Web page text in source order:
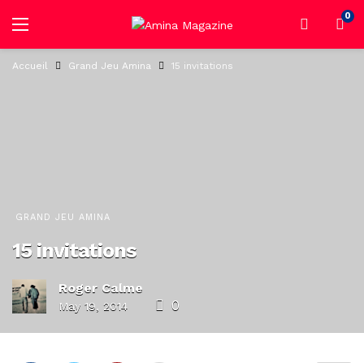
0
Accueil Grand Jeu Amina 15 invitations
GRAND JEU AMINA
15 invitations
Roger Calme
May 19, 2014 0